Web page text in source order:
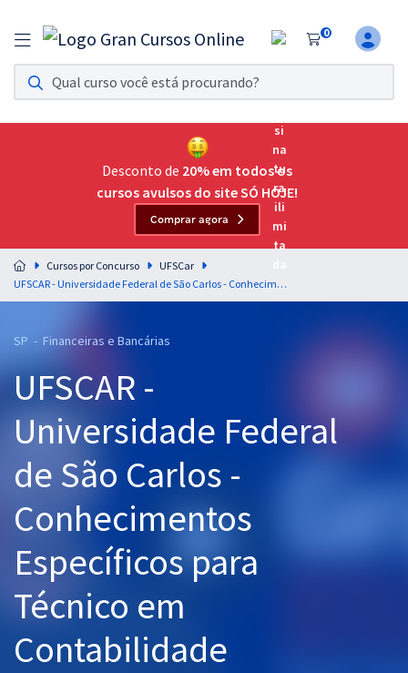
0
Assinatura Ilimitada 11
Acesso a todos os cursos. Teste grátis por 7 dias!
Assinatura OAB Até Passar
Acesso ilimitado a toda preparação para o Exame da
Residências Multiprofissionais
Preparação completa e intensiva para as principais
residências em saúde do Brasil
Cursos 20% OFF
Graduação
OAB
Questões grátis
Desconto de 20% em todos os
cursos avulsos do site SÓ HOJE!
Comprar agora
Cursos por Concurso
UFSCar
UFSCAR - Universidade Federal de São Carlos - Conhecimentos Específicos para Técnico em Contabilidade
SP - Financeiras e Bancárias
UFSCAR -
Universidade Federal
de São Carlos -
Conhecimentos
Específicos para
Técnico em
Contabilidade